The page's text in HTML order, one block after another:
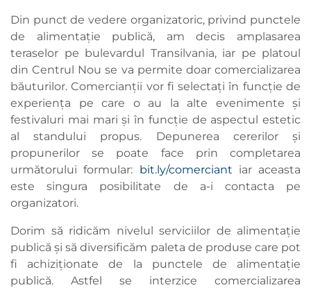
Din punct de vedere organizatoric, privind punctele
de alimentație publică, am decis amplasarea
teraselor pe bulevardul Transilvania, iar pe platoul
din Centrul Nou se va permite doar comercializarea
băuturilor. Comercianții vor fi selectați în funcție de
experiența pe care o au la alte evenimente și
festivaluri mai mari și în funcție de aspectul estetic
al standului propus. Depunerea cererilor și
propunerilor se poate face prin completarea
următorului formular:
bit.ly/comerciant iar aceasta
este singura posibilitate de a-i contacta pe
organizatori.
Dorim să ridicăm nivelul serviciilor de alimentație
publică și să diversificăm paleta de produse care pot
fi achiziționate de la punctele de alimentație
publică. Astfel se interzice comercializarea